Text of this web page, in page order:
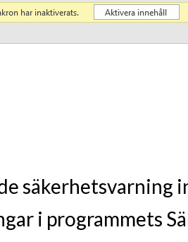
säkerhetsvarning
i programmets